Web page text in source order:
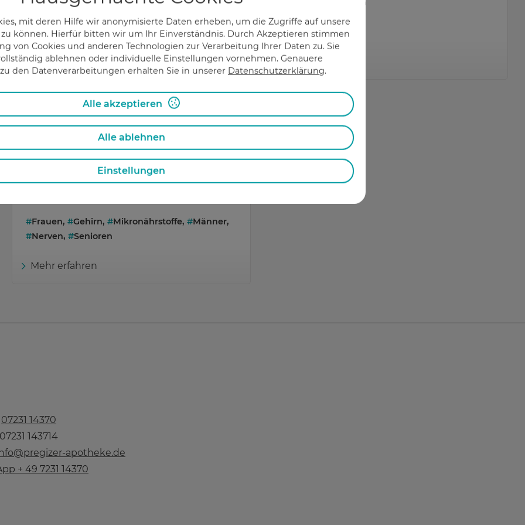
mit deren Hilfe wir anonymisierte Daten erheben, um die Zugriffe auf unsere
können. Hierfür bitten wir um Ihr Einverständnis. Durch Akzeptieren stimmen
von Cookies und anderen Technologien zur Verarbeitung Ihrer Daten zu. Sie
ablehnen oder individuelle Einstellungen vornehmen. Genauere
den Datenverarbeitungen erhalten Sie in unserer Datenschutzerklärung.
Alle akzeptieren
Alle ablehnen
Einstellungen
#Frühling ,#Gehirn Mikronährstoffe
Mehr erfahren Mehr erfahren
Der menschliche Körper braucht Vitamin D
Der menschliche Körper braucht Vitamin D für
gesunde Knochen und für ein starkes
Immunsystem. Zusätzlich benötigen wir
#Frauen, #Gehirn, #Mikronährstoffe, #Männer,
#Nerven, #Senioren
Mehr erfahren
07231 14370
143714
apotheke.de
+ 49 7231 14370